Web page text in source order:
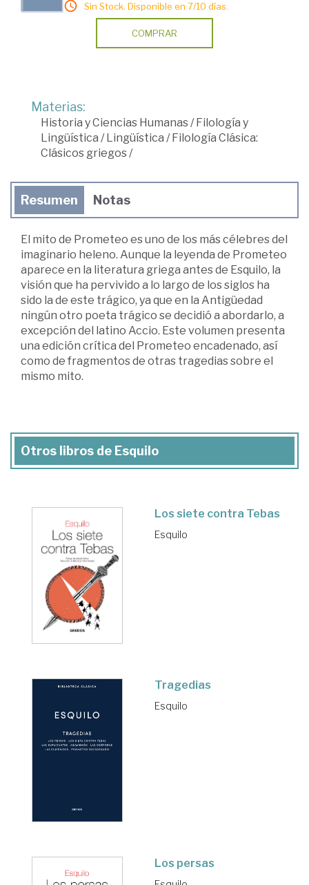
Sin Stock. Disponible en 7/10 días.
COMPRAR
Materias:
Historia y Ciencias Humanas/Filología y
Lingüística /Lingüística /Filología Clásica:
Clásicos griegos/
Resumen Notas
El mito de Prometeo es uno de los más célebres del
imaginario heleno. Aunque la leyenda de Prometeo
aparece en la literatura griega antes de Esquilo, la
visión que ha pervivido a lo largo de los siglos ha
sido la de este trágico, ya que en la Antigüedad
ningún otro poeta trágico se decidió a abordarlo, a
excepción del latino Accio. Este volumen presenta
una edición crítica del Prometeo encadenado, así
como de fragmentos de otras tragedias sobre el
mismo mito.
Otros libros de Esquilo
Los siete contra Tebas
Esquilo
Tragedias
Esquilo
Los persas